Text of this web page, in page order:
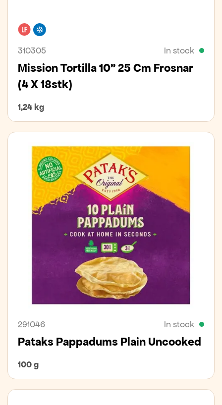
Lactose free
310305 In stock
Mission Tortilla 10" 25 Cm Frosnar
(4 X 18stk)
1,24 kg
291046 In stock
Pataks Pappadums Plain Uncooked
100 g